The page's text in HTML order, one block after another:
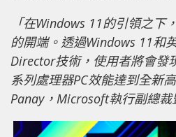
「在Windows 11的引領之下
的開端。透過Windows 11和
Director技術，使用者將會發
系列處理器PC效能達到全新高
Panay，Microsoft執行副總裁